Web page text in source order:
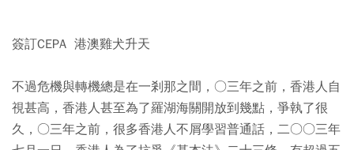
簽訂CEPA 港澳雞犬升天
不過危機與轉機總是在一剎那之間，○三年之前，香港人自
視甚高，香港人甚至為了羅湖海關開放到幾點，爭執了很
久，○三年之前，很多香港人不屑學習普通話，二○○三年